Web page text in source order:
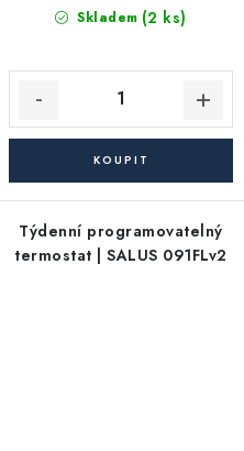
Skladem (2 ks)
Týdenní programovatelný
termostat | SALUS 091FLv2